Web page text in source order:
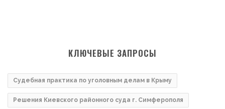
КЛЮЧЕВЫЕ ЗАПРОСЫ
Судебная практика по уголовным делам в Крыму
Решения Киевского районного суда г. Симферополя